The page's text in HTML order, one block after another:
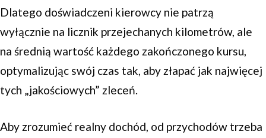
Dlatego doświadczeni kierowcy nie patrzą
wyłącznie na licznik przejechanych kilometrów, ale
na średnią wartość każdego zakończonego kursu,
optymalizując swój czas tak, aby złapać jak najwięcej
tych „jakościowych” zleceń.
Aby zrozumieć realny dochód, od przychodów trzeba